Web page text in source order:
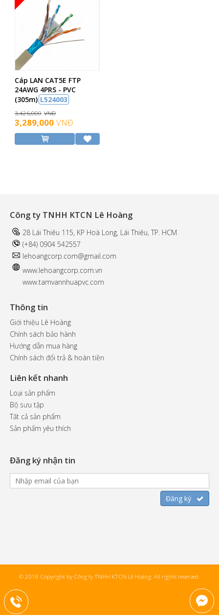
Cáp LAN CAT5E FTP
24AWG 4PRS - PVC
(305m) L524003
3,426,000 VNĐ
3,289,000 VNĐ
Công ty TNHH KTCN Lê Hoàng
28 Lái Thiêu 115, KP Hoà Long, Lái Thiêu, TP. HCM
(+84) 0904 542557
lehoangcorp.com@gmail.com
www.lehoangcorp.com.vn
www.tamvannhuapvc.com
Thông tin
Giới thiệu Lê Hoàng
Chính sách bảo hành
Hướng dẫn mua hàng
Chính sách đổi trả & hoàn tiền
Liên kết nhanh
Loại sản phẩm
Bộ sưu tập
Tất cả sản phẩm
Sản phẩm yêu thích
Đăng ký nhận tin
© 2018 Copyright by Công ty TNHH KTCN Lê Hoàng. All rights reserved.
+84904542557